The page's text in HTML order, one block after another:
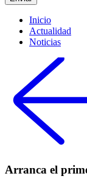
Inicio
Actualidad
Noticias
Arranca el